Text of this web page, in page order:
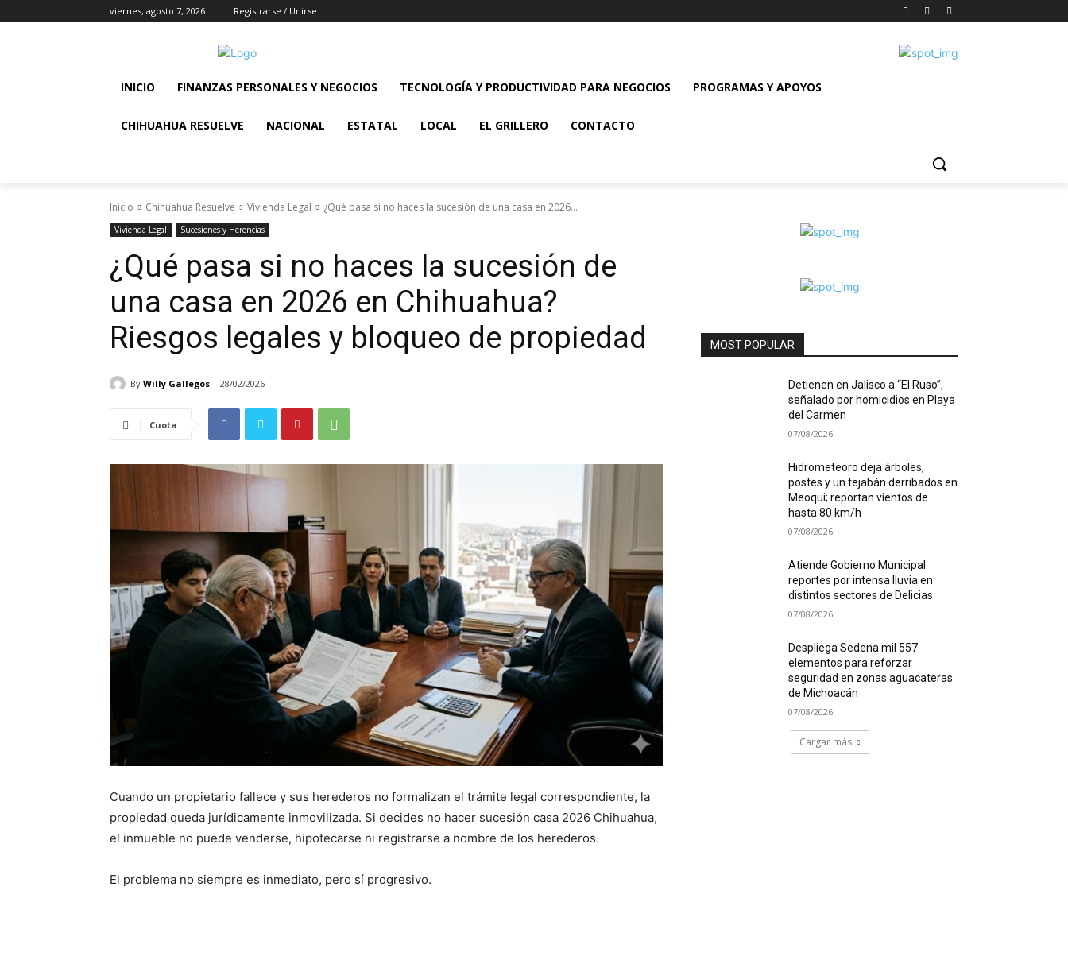
viernes, agosto 7, 2026 Registrarse / Unirse
INICIO FINANZAS PERSONALES Y NEGOCIOS TECNOLOGÍA Y PRODUCTIVIDAD PARA NEGOCIOS PROGRAMAS Y APOYOS
CHIHUAHUA RESUELVE NACIONAL ESTATAL LOCAL EL GRILLERO CONTACTO
Inicio Chihuahua Resuelve Vivienda Legal ¿Qué pasa si no haces la sucesión de una casa en 2026...
Vivienda Legal Sucesiones y Herencias
¿Qué pasa si no haces la sucesión de
una casa en 2026 en Chihuahua?
Riesgos legales y bloqueo de propiedad
By Willy Gallegos 28/02/2026
Cuota
Cuando un propietario fallece y sus herederos no formalizan el trámite legal correspondiente, la
propiedad queda jurídicamente inmovilizada. Si decides no hacer sucesión casa 2026 Chihuahua,
el inmueble no puede venderse, hipotecarse ni registrarse a nombre de los herederos.
El problema no siempre es inmediato, pero sí progresivo.
MOST POPULAR
Detienen en Jalisco a “El Ruso”,
señalado por homicidios en Playa
del Carmen
07/08/2026
Hidrometeoro deja árboles,
postes y un tejabán derribados en
Meoqui; reportan vientos de
hasta 80 km/h
07/08/2026
Atiende Gobierno Municipal
reportes por intensa lluvia en
distintos sectores de Delicias
07/08/2026
Despliega Sedena mil 557
elementos para reforzar
seguridad en zonas aguacateras
de Michoacán
07/08/2026
Cargar más